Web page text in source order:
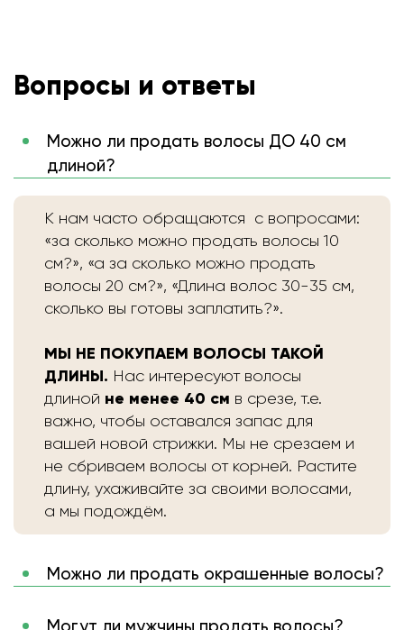
Вопросы и ответы
Можно ли продать волосы ДО 40 см
длиной?
К нам часто обращаются с вопросами:
«за сколько можно продать волосы 10
см?», «а за сколько можно продать
волосы 20 см?», «Длина волос 30-35 см,
сколько вы готовы заплатить?».
МЫ НЕ ПОКУПАЕМ ВОЛОСЫ ТАКОЙ
ДЛИНЫ. Нас интересуют волосы
длиной не менее 40 см в срезе, т.е.
важно, чтобы оставался запас для
вашей новой стрижки. Мы не срезаем и
не сбриваем волосы от корней. Растите
длину, ухаживайте за своими волосами,
а мы подождём.
Можно ли продать окрашенные волосы?